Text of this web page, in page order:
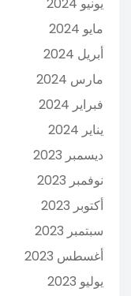
مايو 2024
أبريل 2024
مارس 2024
فبراير 2024
يناير 2024
ديسمبر 2023
نوفمبر 2023
أكتوبر 2023
سبتمبر 2023
أغسطس 2023
يوليو 2023